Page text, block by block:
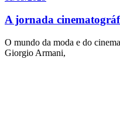
A jornada
O mundo da moda e do
Giorgio Armani,